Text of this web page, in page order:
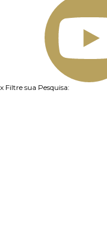
x Filtre sua Pesquisa: